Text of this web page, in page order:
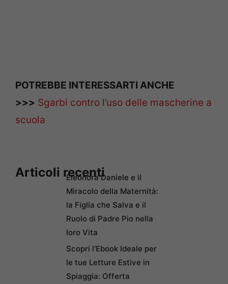
POTREBBE INTERESSARTI ANCHE
>>> Sgarbi contro l’uso delle mascherine a
scuola
Articoli recentiEleonora Daniele e il
Miracolo della Maternità:
la Figlia che Salva e il
Ruolo di Padre Pio nella
loro Vita
Scopri l’Ebook Ideale per
le tue Letture Estive in
Spiaggia: Offerta